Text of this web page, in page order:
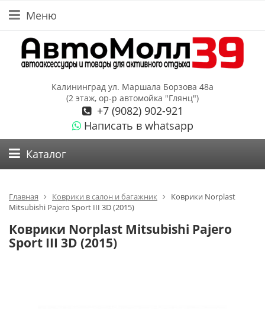
Меню
Калининград ул. Маршала Борзова 48а
(2 этаж, ор-р автомойка "Глянц")
+7 (9082) 902-921
Написать в whatsapp
Каталог
Главная Коврики в салон и багажник
Коврики Norplast
Mitsubishi Pajero Sport III 3D (2015)
Коврики Norplast Mitsubishi Pajero
Sport III 3D (2015)